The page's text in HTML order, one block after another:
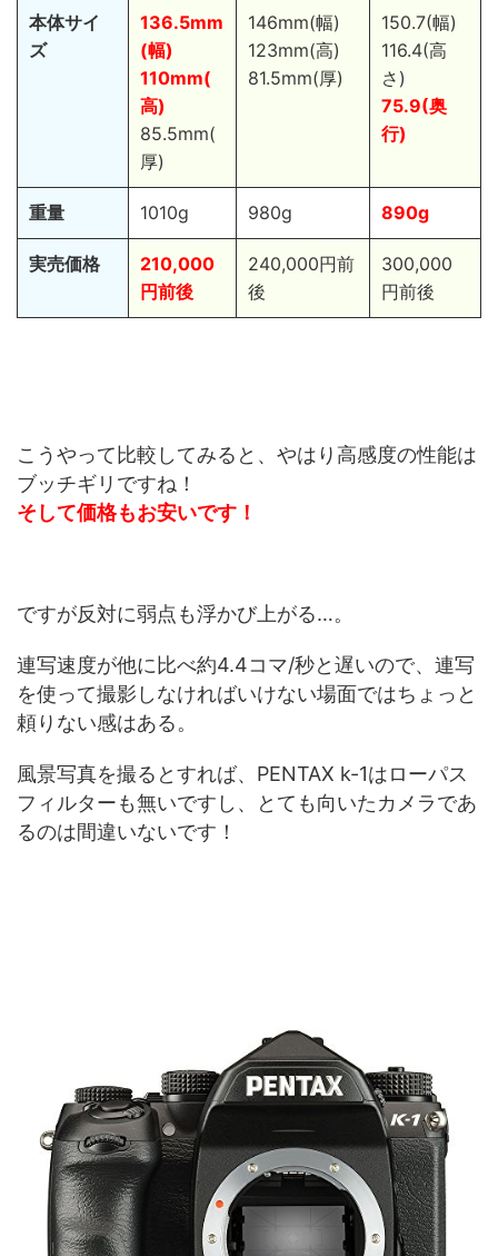
本体サイ
ズ
136.5mm
(幅)
110mm(
高)
85.5mm(
厚)
146mm(幅)
123mm(高)
81.5mm(厚)
150.7(幅)
116.4(高
さ)
75.9(奥
行)
重量 1010g 980g 890g
実売価格
210,000
円前後
240,000円前
後
300,000
円前後
こうやって比較してみると、やはり高感度の性能は
ブッチギリですね！
そして価格もお安いです！
ですが反対に弱点も浮かび上がる…。
連写速度が他に比べ約4.4コマ/秒と遅いので、連写
を使って撮影しなければいけない場面ではちょっと
頼りない感はある。
風景写真を撮るとすれば、PENTAX k-1はローパス
フィルターも無いですし、とても向いたカメラであ
るのは間違いないです！